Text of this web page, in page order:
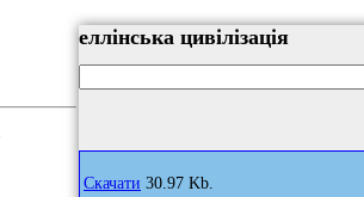
еллінська цивілізація
Скачати 30.97 Kb.